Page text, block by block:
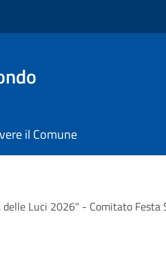
il Comune
Luci 2026" - Comitato